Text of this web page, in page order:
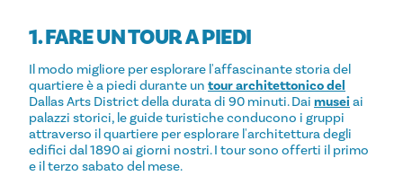
1. FARE UN TOUR A PIEDI
Il modo migliore per esplorare l'affascinante storia del
quartiere è a piedi durante un tour architettonico del
Dallas Arts District della durata di 90 minuti. Dai museiai
palazzi storici, le guide turistiche conducono i gruppi
attraverso il quartiere per esplorare l'architettura degli
edifici dal 1890 ai giorni nostri. I tour sono offerti il primo
e il terzo sabato del mese.